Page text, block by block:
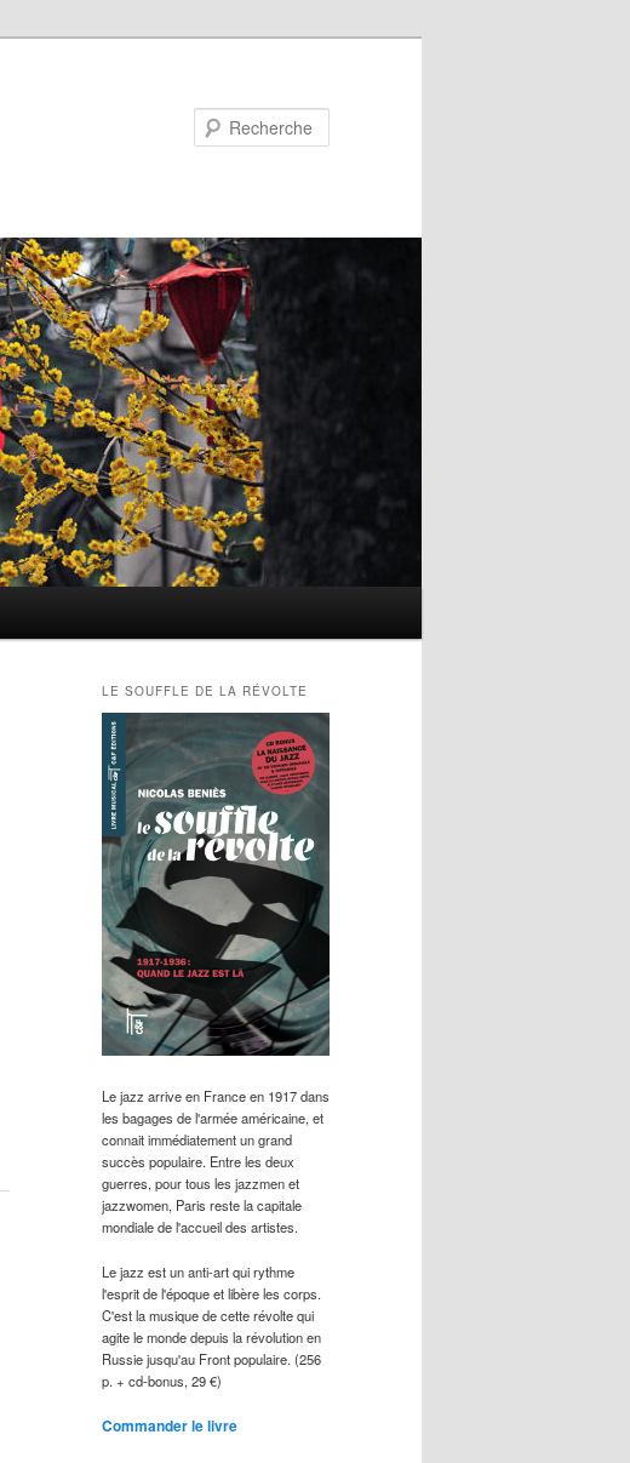
LE SOUFFLE DE LA RÉVOLTE
Le jazz arrive en France en 1917 dans
les bagages de l'armée américaine, et
connait immédiatement un grand
succès populaire. Entre les deux
guerres, pour tous les jazzmen et
jazzwomen, Paris reste la capitale
mondiale de l'accueil des artistes.
Le jazz est un anti-art qui rythme
l'esprit de l'époque et libère les corps.
C'est la musique de cette révolte qui
agite le monde depuis la révolution en
Russie jusqu'au Front populaire. (256
p. + cd-bonus, 29 €)
Commander le livre